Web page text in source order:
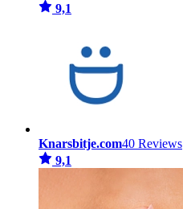
9,1
Knarsbitje.com40 Reviews
9,1